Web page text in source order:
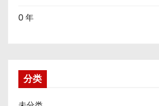
0 年
分类